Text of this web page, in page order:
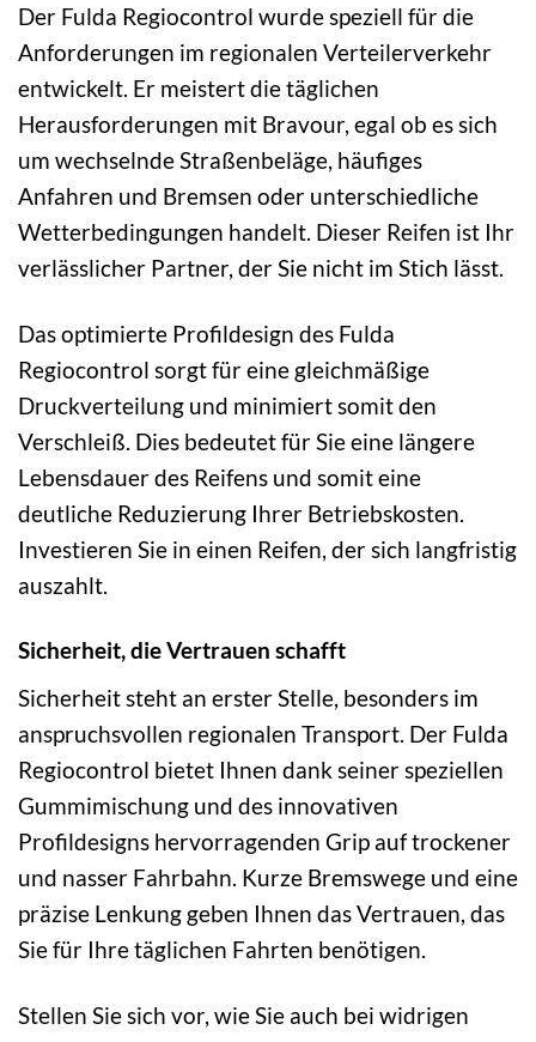
Der Fulda Regiocontrol wurde speziell für die
Anforderungen im regionalen Verteilerverkehr
entwickelt. Er meistert die täglichen
Herausforderungen mit Bravour, egal ob es sich
um wechselnde Straßenbeläge, häufiges
Anfahren und Bremsen oder unterschiedliche
Wetterbedingungen handelt. Dieser Reifen ist Ihr
verlässlicher Partner, der Sie nicht im Stich lässt.
Das optimierte Profildesign des Fulda
Regiocontrol sorgt für eine gleichmäßige
Druckverteilung und minimiert somit den
Verschleiß. Dies bedeutet für Sie eine längere
Lebensdauer des Reifens und somit eine
deutliche Reduzierung Ihrer Betriebskosten.
Investieren Sie in einen Reifen, der sich langfristig
auszahlt.
Sicherheit, die Vertrauen schafft
Sicherheit steht an erster Stelle, besonders im
anspruchsvollen regionalen Transport. Der Fulda
Regiocontrol bietet Ihnen dank seiner speziellen
Gummimischung und des innovativen
Profildesigns hervorragenden Grip auf trockener
und nasser Fahrbahn. Kurze Bremswege und eine
präzise Lenkung geben Ihnen das Vertrauen, das
Sie für Ihre täglichen Fahrten benötigen.
Stellen Sie sich vor, wie Sie auch bei widrigen